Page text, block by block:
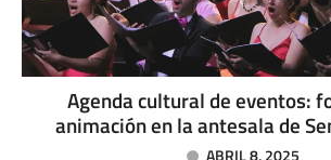
Agenda cultural de eventos:
animación en la antesala de
ABRIL 8, 2025